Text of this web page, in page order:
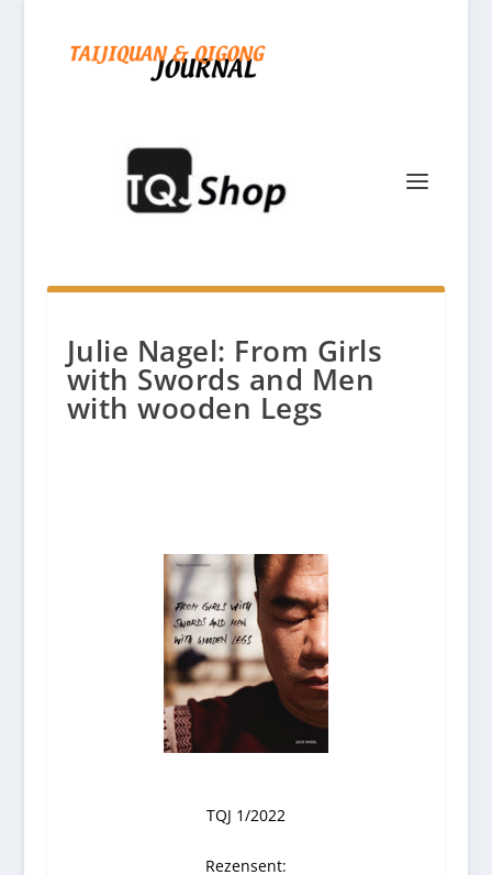
Julie Nagel: From Girls
with Swords and Men
with wooden Legs
TQJ 1/2022
Rezensent: